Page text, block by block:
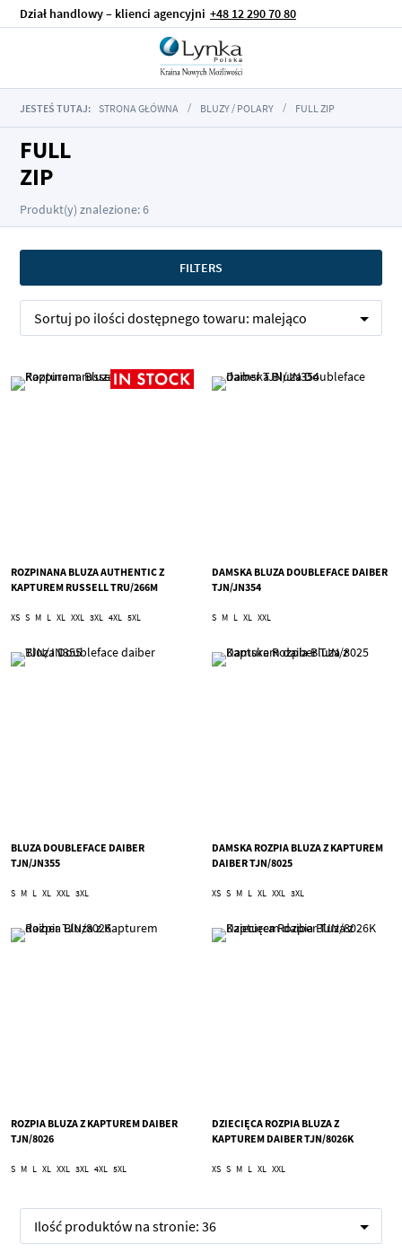
Dział handlowy – klienci agencyjni +48 12 290 70 80
JESTEŚ TUTAJ: STRONA GŁÓWNA BLUZY / POLARY FULL ZIP
FULL
ZIP
Produkt(y) znalezione: 6
FILTERS
Sortuj po ilości dostępnego towaru: malejąco
ROZPINANA BLUZA AUTHENTIC Z
KAPTUREM RUSSELL TRU/266M
XS S M L XL XXL 3XL 4XL 5XL
DAMSKA BLUZA DOUBLEFACE DAIBER
TJN/JN354
S M L XL XXL
BLUZA DOUBLEFACE DAIBER
TJN/JN355
S M L XL XXL 3XL
DAMSKA ROZPIA BLUZA Z KAPTUREM
DAIBER TJN/8025
XS S M L XL XXL 3XL
ROZPIA BLUZA Z KAPTUREM DAIBER
TJN/8026
S M L XL XXL 3XL 4XL 5XL
DZIECIĘCA ROZPIA BLUZA Z
KAPTUREM DAIBER TJN/8026K
XS S M L XL XXL
Ilość produktów na stronie: 36